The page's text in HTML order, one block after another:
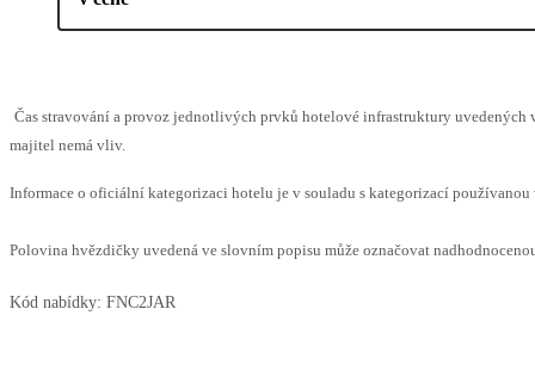
Čas stravování a provoz jednotlivých prvků hotelové infrastruktury uvedených
majitel nemá vliv.
Informace o oficiální kategorizaci hotelu je v souladu s kategorizací
Polovina hvězdičky uvedená ve slovním popisu může označovat
Kód nabídky: FNC2JAR